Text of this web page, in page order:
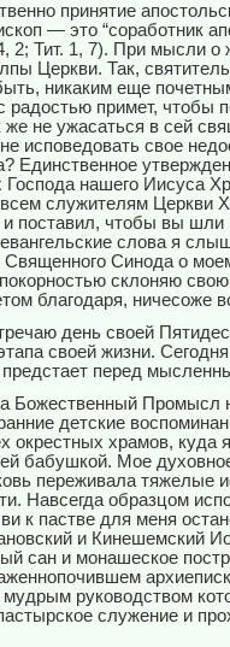
принятие
— это “соработник
2; Тит. 1, 7). При мысли о
Церкви. Так, святитель
никаким еще
радостью примет, чтобы
же не ужасаться в сей
исповедовать свое
Единственное
Господа нашего Иисуса
всем служителям Церкви
поставил, чтобы вы шли
слова я
Синода о
склоняю
благодаря, ничесоже
день своей
своей жизни.
перед
Божественный Промысл
детские
окрестных храмов, куда
бабушкой. Мое
переживала тяжелые
Навсегда образцом
к пастве для меня
и Кинешемский
сан и монашеское
руководством
служение и